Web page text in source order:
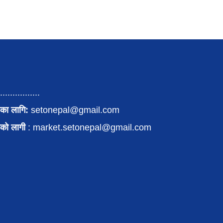
लागि: setonepal@gmail.com
लागी : market.setonepal@gmail.com